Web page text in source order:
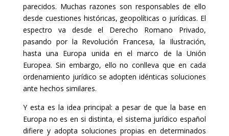
parecidos. Muchas razones son responsables de ello
desde cuestiones históricas, geopolíticas o jurídicas. El
espectro va desde el Derecho Romano Privado,
pasando por la Revolución Francesa, la Ilustración,
hasta una Europa unida en el marco de la Unión
Europea. Sin embargo, ello no conlleva que en cada
ordenamiento jurídico se adopten idénticas soluciones
ante hechos similares.
Y esta es la idea principal: a pesar de que la base en
Europa no es en si distinta, el sistema jurídico español
difiere y adopta soluciones propias en determinados